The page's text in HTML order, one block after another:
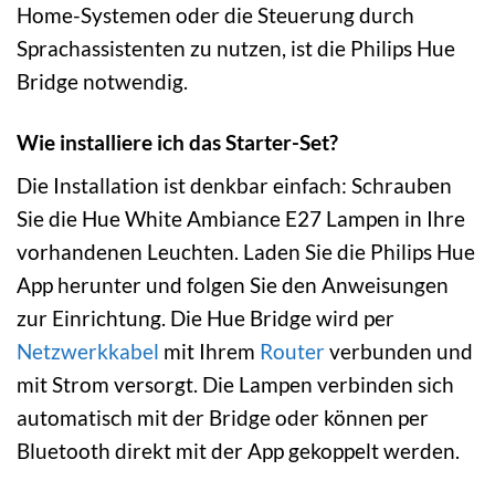
Home-Systemen oder die Steuerung durch
Sprachassistenten zu nutzen, ist die Philips Hue
Bridge notwendig.
Wie installiere ich das Starter-Set?
Die Installation ist denkbar einfach: Schrauben
Sie die Hue White Ambiance E27 Lampen in Ihre
vorhandenen Leuchten. Laden Sie die Philips Hue
App herunter und folgen Sie den Anweisungen
zur Einrichtung. Die Hue Bridge wird per
Netzwerkkabel mit Ihrem Routerverbunden und
mit Strom versorgt. Die Lampen verbinden sich
automatisch mit der Bridge oder können per
Bluetooth direkt mit der App gekoppelt werden.